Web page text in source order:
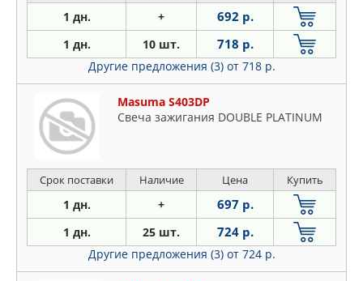
1 дн. + 692 р.
1 дн. 10 шт. 718 р.
Другие предложения (3) от 718 р.
Masuma S403DP
Свеча зажигания DOUBLE PLATINUM
Срок поставки Наличие Цена Купить
1 дн. + 697 р.
1 дн. 25 шт. 724 р.
Другие предложения (3) от 724 р.